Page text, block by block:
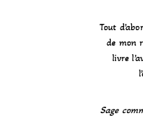
Tout
de mon
livre
Sage